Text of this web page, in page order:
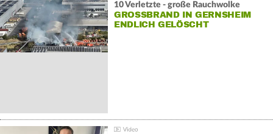
10 Verletzte - große Rauchwolke
GROSSBRAND IN GERNSHEIM E
NDLICH GELÖSCHT